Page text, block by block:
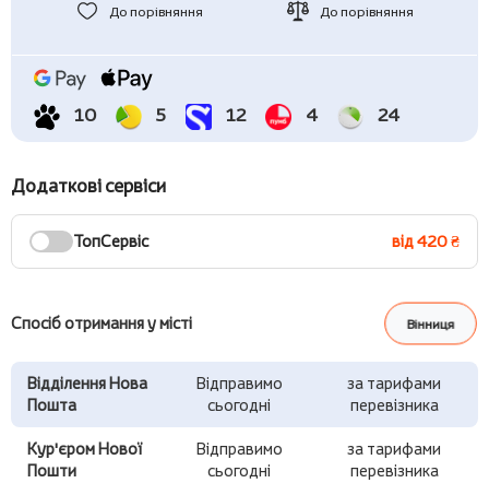
До порівняння До порівняння
10 5 12 4 24
Додаткові сервіси
ТопСервіс від 420 ₴
Спосіб отримання у місті Вінниця
Відділення Нова
Пошта
Відправимо
сьогодні
за тарифами
перевізника
Кур'єром Нової
Пошти
Відправимо
сьогодні
за тарифами
перевізника